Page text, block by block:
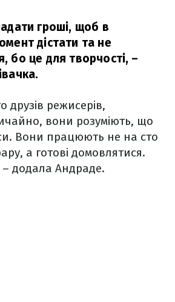
гроші, щоб в
дістати та не
бо це для творчості, –
друзів режисерів,
вони розуміють, що
Вони працюють не на сто
а готові домовлятися.
додала Андраде.